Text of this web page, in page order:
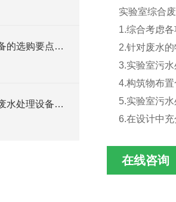
实验室废水处理设备的选购要点，你知道多少？
一款合格的实验室废水处理设备有哪些性能要求和组成结构？
实验室综合
1.综合考虑
2.针对废水
3.实验室污
4.构筑物布
5.实验室污
6.在设计中
在线咨询